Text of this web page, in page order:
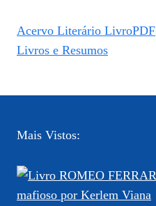
Acervo Literário LivroPDF
Livros e Resumos
Mais Vistos: